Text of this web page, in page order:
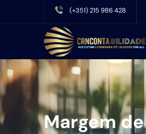
(+351) 215 986 428
Margem